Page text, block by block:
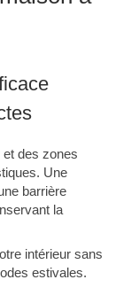
des zones
Une
barrière
la
intérieur sans
estivales.